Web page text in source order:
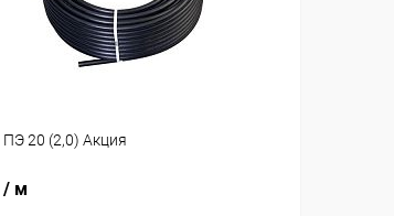
ПЭ 20 (2,0) Акция
/ м